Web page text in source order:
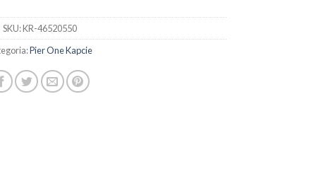
SKU:KR-46520550
Pier One Kapcie